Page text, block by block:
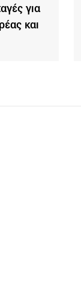
για
και